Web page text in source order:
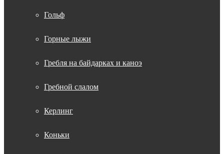
Гольф
Горные лыжи
Гребля на байдарках и каноэ
Гребной слалом
Керлинг
Коньки